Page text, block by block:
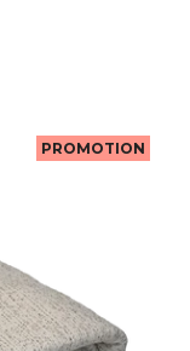
PROMOTION